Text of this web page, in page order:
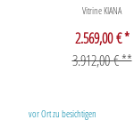
Vitrine KIANA
2.569,00 € *
3.912,00 € **
vor Ort zu besichtigen